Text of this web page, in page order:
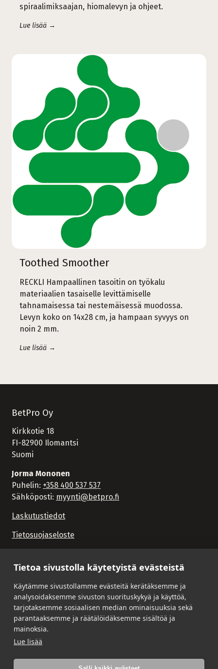
Tietoa sivustolla käytetyistä evästeistä
Käytämme sivustollamme evästeitä kerätäksemme ja
analysoidaksemme sivuston suorituskykyä ja käyttöä,
tarjotaksemme sosiaalisen median ominaisuuksia sekä
parantaaksemme ja räätälöidäksemme sisältöä ja
mainoksia.
Lue lisää
spiraalimiksaajan, hiomalevyn ja ohjeet.
Lue lisää →
Toothed Smoother
RECKLI Hampaallinen tasoitin on työkalu
materiaalien tasaiselle levittämiselle
tahnamaisessa tai nestemäisessä muodossa.
Levyn koko on 14x28 cm, ja hampaan syvyys on
noin 2 mm.
Lue lisää →
BetPro Oy
Kirkkotie 18
FI-82900 Ilomantsi
Suomi
Jorma Mononen
Puhelin: +358 400 537 537
Sähköposti: myynti@betpro.fi
Laskutustiedot
Tietosuojaseloste